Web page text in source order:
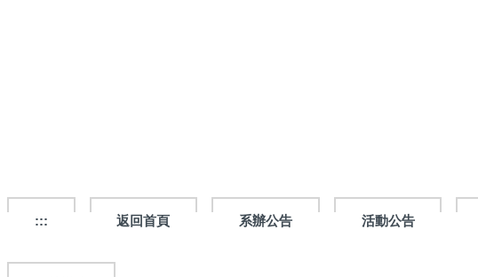
::: 返回首頁 系辦公告 活動公告